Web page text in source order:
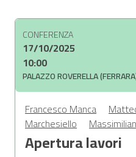
CONFERENZA
17/10/2025
10:00
PALAZZO ROVERELLA
Francesco Manca
Marchesiello
Apertura lavori